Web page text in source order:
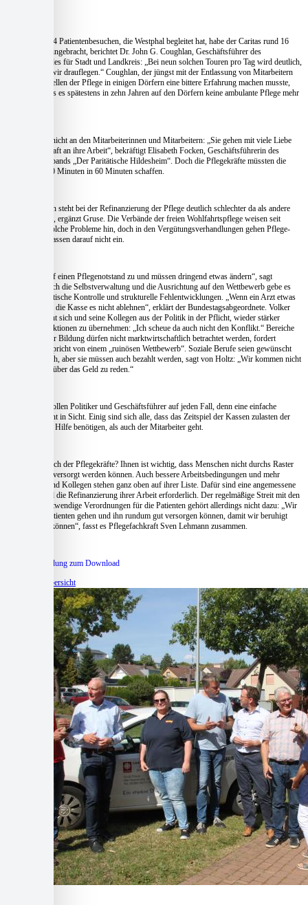
Die Tour mit 14 Patientenbesuchen, die Westphal begleitet hat, habe der Caritas rund 16
Euro Verlust eingebracht, berichtet Dr. John G. Coughlan, Geschäftsführer des
Caritasverbandes für Stadt und Landkreis: „Bei neun solchen Touren pro Tag wird deutlich,
wie viel Geld wir drauflegen.“ Coughlan, der jüngst mit der Entlassung von Mitarbeitern
und dem Einstellen der Pflege in einigen Dörfern eine bittere Erfahrung machen musste,
befürchtet, dass es spätestens in zehn Jahren auf den Dörfern keine ambulante Pflege mehr
Dabei liegt es nicht an den Mitarbeiterinnen und Mitarbeitern: „Sie gehen mit viele Liebe
und Leidenschaft an ihre Arbeit“, bekräftigt Elisabeth Focken, Geschäftsführerin des
Wohlfahrtsverbands „Der Paritätische Hildesheim“. Doch die Pflegekräfte müssten die
Arbeit von 100 Minuten in 60 Minuten schaffen.
„Niedersachsen steht bei der Refinanzierung der Pflege deutlich schlechter da als andere
Bundesländer“, ergänzt Gruse. Die Verbände der freien Wohlfahrtspflege weisen seit
längeren auf solche Probleme hin, doch in den Vergütungsverhandlungen gehen Pflege-
und Krankenkassen darauf nicht ein.
„Wir laufen auf einen Pflegenotstand zu und müssen dringend etwas ändern“, sagt
Westphal. Durch die Selbstverwaltung und die Ausrichtung auf den Wettbewerb gebe es
keine demokratische Kontrolle und strukturelle Fehlentwicklungen. „Wenn ein Arzt etwas
verordnet, darf die Kasse es nicht ablehnen“, erklärt der Bundestagsabgeordnete. Volker
Senftleben sieht sich und seine Kollegen aus der Politik in der Pflicht, wieder stärker
Steuerungsfunktionen zu übernehmen: „Ich scheue da auch nicht den Konflikt.“ Bereiche
wie Pflege oder Bildung dürfen nicht marktwirtschaftlich betrachtet werden, fordert
Leopold und spricht von einem „ruinösen Wettbewerb“. Soziale Berufe seien gewünscht
und erforderlich, aber sie müssen auch bezahlt werden, sagt von Holtz: „Wir kommen nicht
darum herum, über das Geld zu reden.“
Weiterreden wollen Politiker und Geschäftsführer auf jeden Fall, denn eine einfache
Lösung ist nicht in Sicht. Einig sind sich alle, dass das Zeitspiel der Kassen zulasten der
Menschen, die Hilfe benötigen, als auch der Mitarbeiter geht.
Und der Wunsch der Pflegekräfte? Ihnen ist wichtig, dass Menschen nicht durchs Raster
fallen und alle versorgt werden können. Auch bessere Arbeitsbedingungen und mehr
Kolleginnen und Kollegen stehen ganz oben auf ihrer Liste. Dafür sind eine angemessene
Bezahlung und die Refinanzierung ihrer Arbeit erforderlich. Der regelmäßige Streit mit den
Kassen um notwendige Verordnungen für die Patienten gehört allerdings nicht dazu: „Wir
wollen zum Patienten gehen und ihn rundum gut versorgen können, damit wir beruhigt
wieder gehen können“, fasst es Pflegefachkraft Sven Lehmann zusammen.
Pressemeldung zum Download
Zur Beitragsübersicht